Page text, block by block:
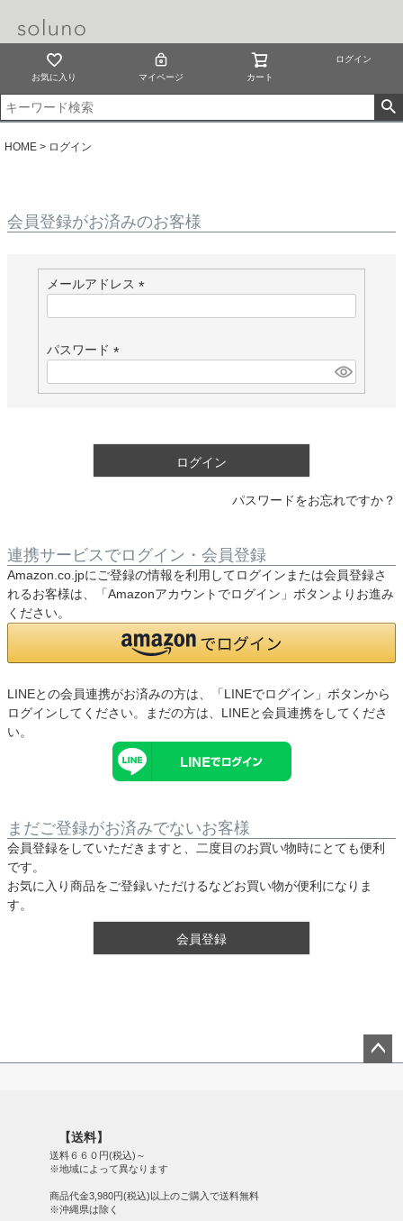
お気に入り マイページ カート
ログイン
HOME ログイン
会員登録がお済みのお客様
メールアドレス
)
パスワード
必
ログイン
パスワードをお忘れですか？
連携サービスでログイン・会員登録
Amazon.co.jpにご登録の情報を利用してログインまたは会員登録さ
れるお客様は、「Amazonアカウントでログイン」ボタンよりお進み
ください。
LINEとの会員連携がお済みの方は、「LINEでログイン」ボタンから
ログインしてください。まだの方は、 LINEと会員連携をしてくださ
い。
まだご登録がお済みでないお客様
会員登録をしていただきますと、二度目のお買い物時にとても便利
です。
お気に入り商品をご登録いただけるなどお買い物が便利になりま
す。
会員登録
【送料】
送料６６０円(税込)～
※地域によって異なります
商品代金3,980円(税込)以上のご購入で送料無料
※沖縄県は除く